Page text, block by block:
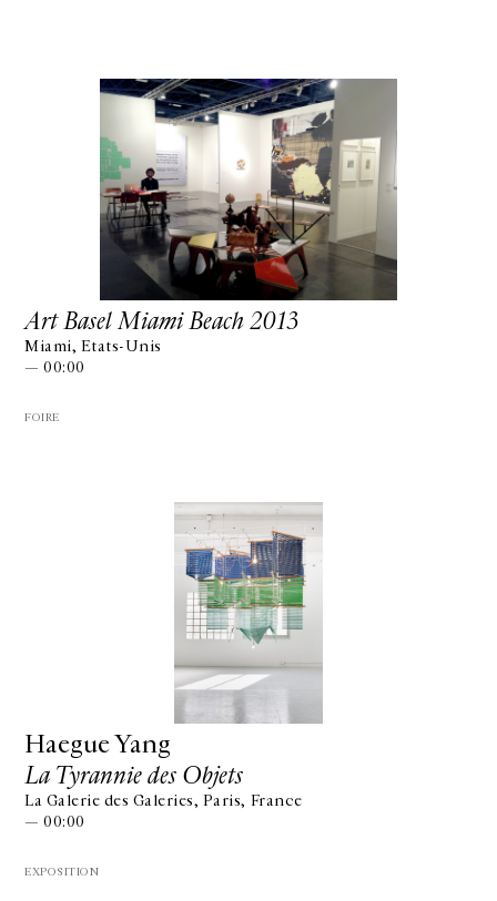
Art Basel Miami Beach 2013
Miami, Etats-Unis
— 00:00
FOIRE
Haegue Yang
La Tyrannie des Objets
La Galerie des Galeries, Paris, France
— 00:00
EXPOSITION